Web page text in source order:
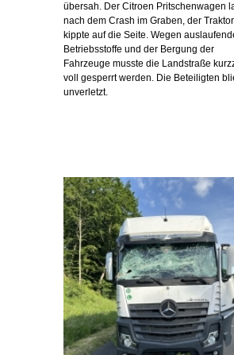
übersah. Der Citroen Pritschenwagen
nach dem Crash im Graben, der Traktor
kippte auf die Seite. Wegen
Betriebsstoffe und der Bergung der
Fahrzeuge musste die Landstraße
voll gesperrt werden. Die Beteiligten
unverletzt.